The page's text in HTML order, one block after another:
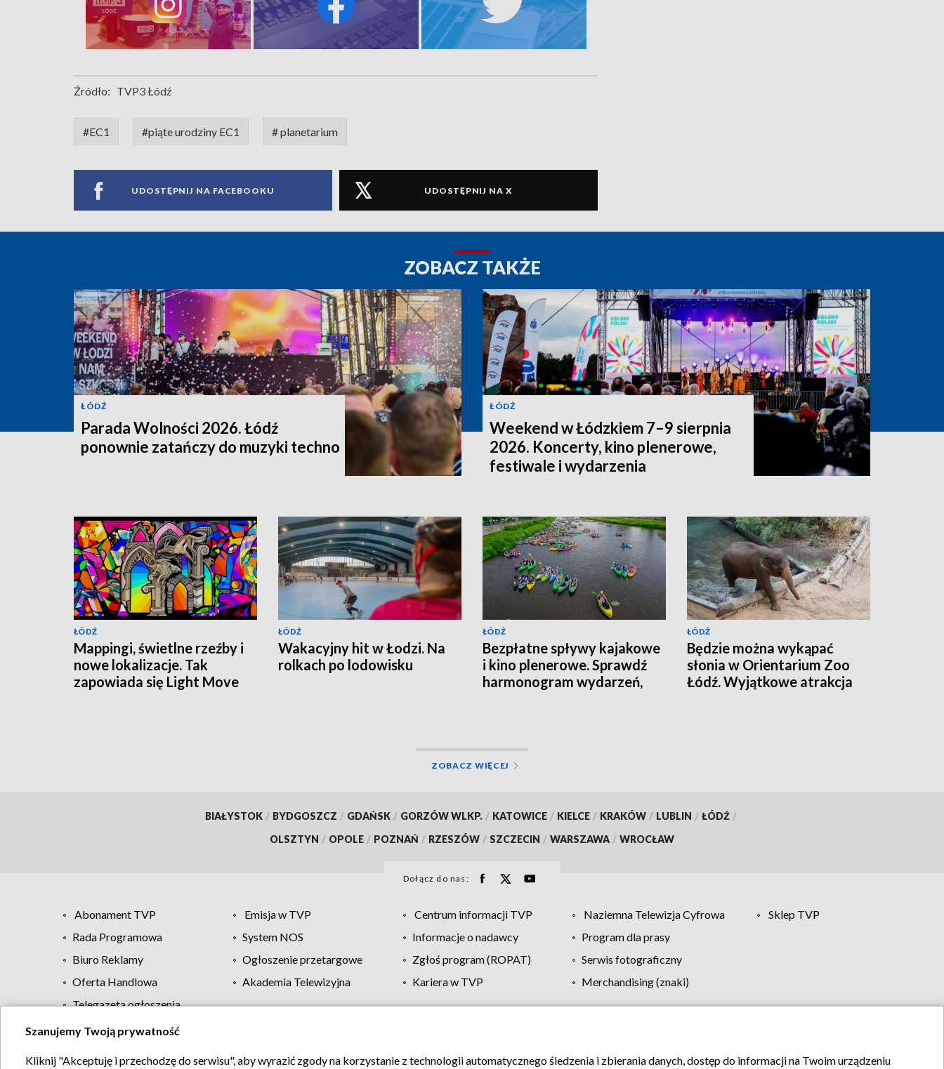
Źródło: TVP3 Łódź
#EC1 #piąte urodziny EC1 # planetarium
UDOSTĘPNIJ NA FACEBOOKU UDOSTĘPNIJ NA X
ZOBACZ TAKŻE
ŁÓDŹ
Parada Wolności 2026. Łódź
ponownie zatańczy do muzyki techno
ŁÓDŹ
Weekend w Łódzkiem 7–9 sierpnia
2026. Koncerty, kino plenerowe,
festiwale i wydarzenia
ŁÓDŹ
Mappingi, świetlne rzeźby i
nowe lokalizacje. Tak
zapowiada się Light Move
ŁÓDŹ
Wakacyjny hit w Łodzi. Na
rolkach po lodowisku
ŁÓDŹ
Bezpłatne spływy kajakowe
i kino plenerowe. Sprawdź
harmonogram wydarzeń,
ŁÓDŹ
Będzie można wykąpać
słonia w Orientarium Zoo
Łódź. Wyjątkowe atrakcja
ZOBACZ WIĘCEJ
BIAŁYSTOK / BYDGOSZCZ / GDAŃSK / GORZÓW WLKP. / KATOWICE / KIELCE / KRAKÓW / LUBLIN / ŁÓDŹ /
OLSZTYN / OPOLE / POZNAŃ / RZESZÓW / SZCZECIN / WARSZAWA / WROCŁAW
Dołącz do nas:
Abonament TVP Emisja w TVP Centrum informacji TVP Naziemna Telewizja Cyfrowa
Sklep TVP
Rada Programowa
System NOS Informacje o nadawcy
Program dla prasy
Biuro Reklamy
Ogłoszenie przetargowe Zgłoś program (ROPAT)
Serwis fotograficzny
Oferta Handlowa
Akademia Telewizyjna Kariera w TVP
Merchandising (znaki)
Telegazeta ogłoszenia
Regulamin TVP Polityka prywatności Moje zgody Pomoc Biuro reklamy Kontakt
Szanujemy Twoją prywatność
Kliknij "Akceptuję i przechodzę do serwisu", aby wyrazić zgody na korzystanie z technologii automatycznego śledzenia i zbierania danych, dostęp do informacji na Twoim urządzeniu